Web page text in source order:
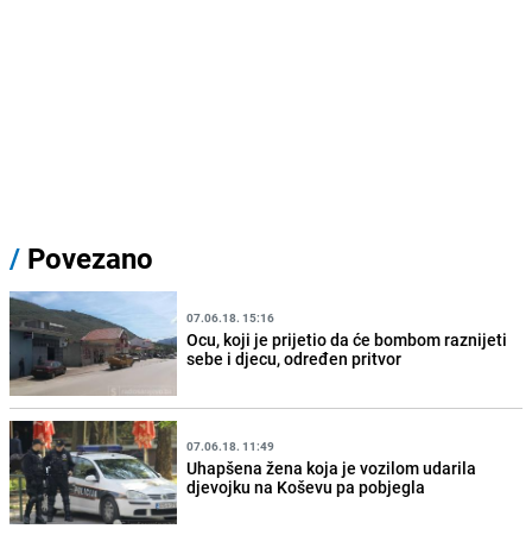
/ Povezano
07.06.18. 15:16
Ocu, koji je prijetio da će bombom raznijeti
sebe i djecu, određen pritvor
07.06.18. 11:49
Uhapšena žena koja je vozilom udarila
djevojku na Koševu pa pobjegla